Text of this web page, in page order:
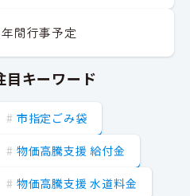
年間行事予定
目キーワード
市指定ごみ袋
物価高騰支援 給付金
物価高騰支援 水道料金